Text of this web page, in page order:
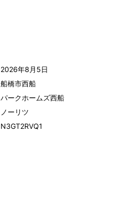
2026年8月5日
船橋市西船
N3GT2RVQ1
ノーリツ
パークホームズ西船